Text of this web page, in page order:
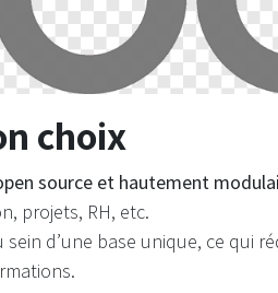
choix
source et hautement
projets, RH, etc.
sein d’une base unique, ce qui